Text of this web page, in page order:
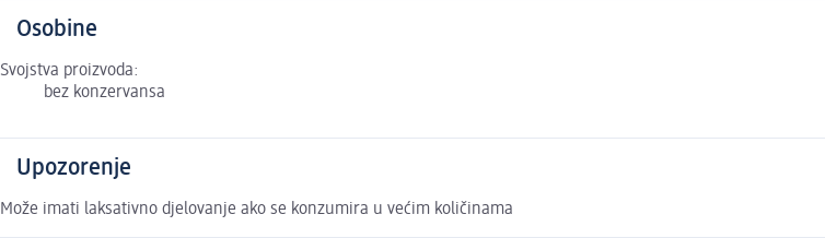
Osobine
Svojstva proizvoda:
bez konzervansa
Upozorenje
Može imati laksativno djelovanje ako se konzumira u većim količinama